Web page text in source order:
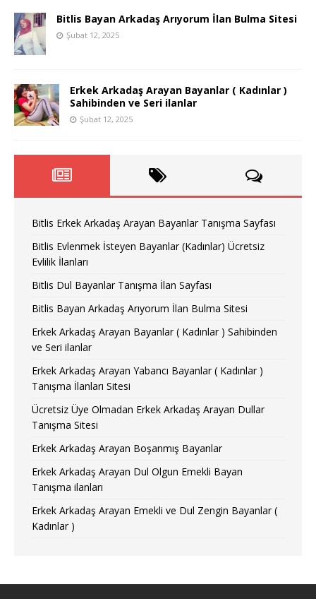
Bitlis Bayan Arkadaş Arıyorum İlan Bulma Sitesi
Şubat 12, 2025
Erkek Arkadaş Arayan Bayanlar ( Kadınlar )
Sahibinden ve Seri ilanlar
Şubat 12, 2025
Bitlis Erkek Arkadaş Arayan Bayanlar Tanışma Sayfası
Bitlis Evlenmek İsteyen Bayanlar (Kadınlar) Ücretsiz
Evlilik İlanları
Bitlis Dul Bayanlar Tanışma İlan Sayfası
Bitlis Bayan Arkadaş Arıyorum İlan Bulma Sitesi
Erkek Arkadaş Arayan Bayanlar ( Kadınlar ) Sahibinden
ve Seri ilanlar
Erkek Arkadaş Arayan Yabancı Bayanlar ( Kadınlar )
Tanışma İlanları Sitesi
Ücretsiz Üye Olmadan Erkek Arkadaş Arayan Dullar
Tanışma Sitesi
Erkek Arkadaş Arayan Boşanmış Bayanlar
Erkek Arkadaş Arayan Dul Olgun Emekli Bayan
Tanışma ilanları
Erkek Arkadaş Arayan Emekli ve Dul Zengin Bayanlar (
Kadınlar )